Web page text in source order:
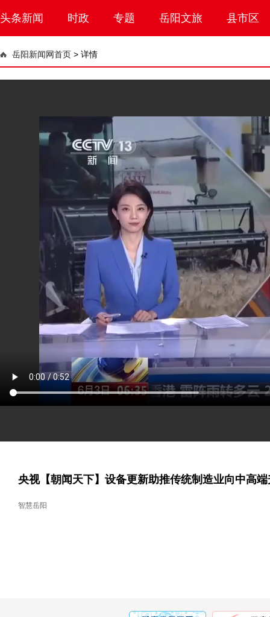
头条新闻 时政 专题 岳阳文旅 县市区
岳阳新闻网首页 > 详情
央视【朝闻天下】设备更新助推传统制造业向中高端
智慧岳阳